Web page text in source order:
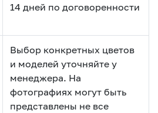
14 дней по договоренности
Выбор конкретных цветов
и моделей уточняйте у
менеджера. На
фотографиях могут быть
представлены не все